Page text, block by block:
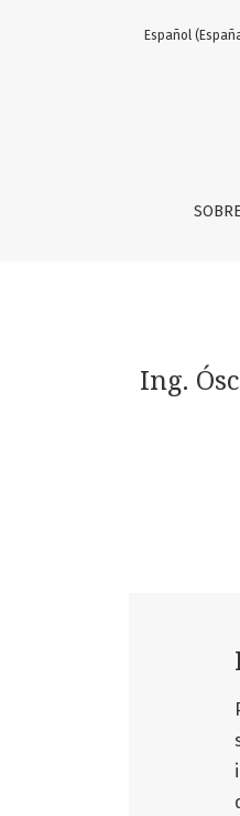
Ing. Óscar
Cambiar el
Español
Ing.